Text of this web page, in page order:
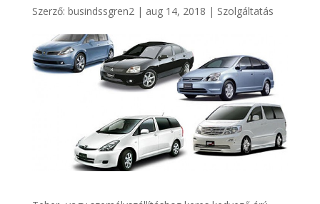
Szerző: busindssgren2| aug 14, 2018 | Szolgáltatás